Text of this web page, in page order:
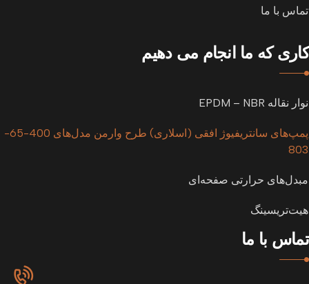
تماس با ما
کاری که ما انجام می دهیم
نوار نقاله EPDM – NBR
پمپ‌های سانتریفیوژ افقی (اسلاری) طرح وارمن مدل‌های 400-65-
803
مبدل‌های حرارتی صفحه‌ای
هیت‌تریسینگ
تماس با ما